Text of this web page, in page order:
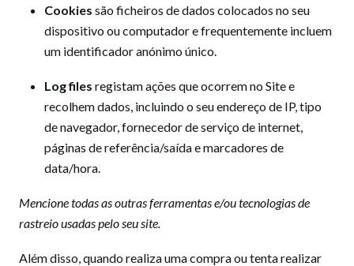
Cookies são ficheiros de dados colocados no seu
dispositivo ou computador e frequentemente incluem
um identificador anónimo único.
Log files registam ações que ocorrem no Site e
recolhem dados, incluindo o seu endereço de IP, tipo
de navegador, fornecedor de serviço de internet,
páginas de referência/saída e marcadores de
data/hora.
Mencione todas as outras ferramentas e/ou tecnologias de
rastreio usadas pelo seu site.
Além disso, quando realiza uma compra ou tenta realizar